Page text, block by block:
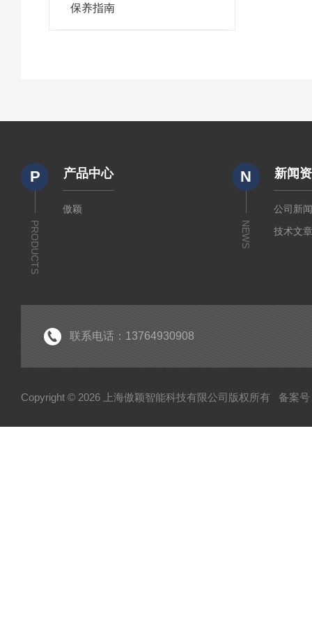
保养指南
P
PRODUCTS
产品中心
傲颖
N
NEWS
新闻
公司新
技术文
联系电话：13764930908
Copyright © 2026 上海傲颖智能科技有限公司版权所有 备案号